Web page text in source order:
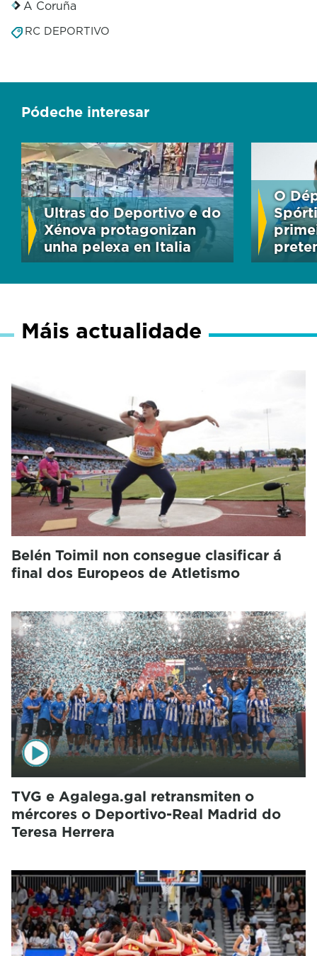
A Coruña
RC DEPORTIVO
Pódeche interesar
Ultras do Deportivo e do
Xénova protagonizan
unha pelexa en Italia
O
Máis actualidade
Belén Toimil non consegue clasificar á
final dos Europeos de Atletismo
TVG e Agalega.gal retransmiten o
mércores o Deportivo-Real Madrid do
Teresa Herrera